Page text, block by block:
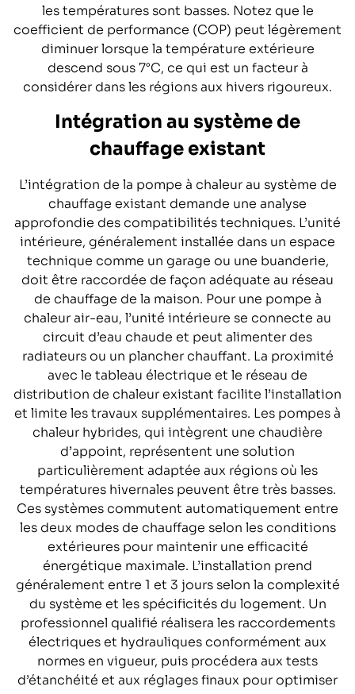
les températures sont basses. Notez que le
coefficient de performance (COP) peut légèrement
diminuer lorsque la température extérieure
descend sous 7°C, ce qui est un facteur à
considérer dans les régions aux hivers rigoureux.
Intégration au système de
chauffage existant
L’intégration de la pompe à chaleur au système de
chauffage existant demande une analyse
approfondie des compatibilités techniques. L’unité
intérieure, généralement installée dans un espace
technique comme un garage ou une buanderie,
doit être raccordée de façon adéquate au réseau
de chauffage de la maison. Pour une pompe à
chaleur air-eau, l’unité intérieure se connecte au
circuit d’eau chaude et peut alimenter des
radiateurs ou un plancher chauffant. La proximité
avec le tableau électrique et le réseau de
distribution de chaleur existant facilite l’installation
et limite les travaux supplémentaires. Les pompes à
chaleur hybrides, qui intègrent une chaudière
d’appoint, représentent une solution
particulièrement adaptée aux régions où les
températures hivernales peuvent être très basses.
Ces systèmes commutent automatiquement entre
les deux modes de chauffage selon les conditions
extérieures pour maintenir une efficacité
énergétique maximale. L’installation prend
généralement entre 1 et 3 jours selon la complexité
du système et les spécificités du logement. Un
professionnel qualifié réalisera les raccordements
électriques et hydrauliques conformément aux
normes en vigueur, puis procédera aux tests
d’étanchéité et aux réglages finaux pour optimiser